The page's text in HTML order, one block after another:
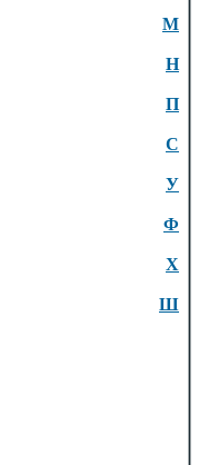
М
Н
П
С
У
Ф
Х
Ш